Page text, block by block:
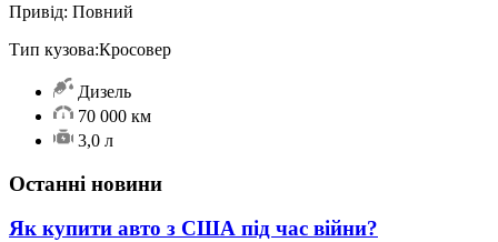
Привід: Повний
Тип кузова:Кросовер
Дизель
70 000 км
3,0 л
Останні новини
Як купити авто з США під час війни?